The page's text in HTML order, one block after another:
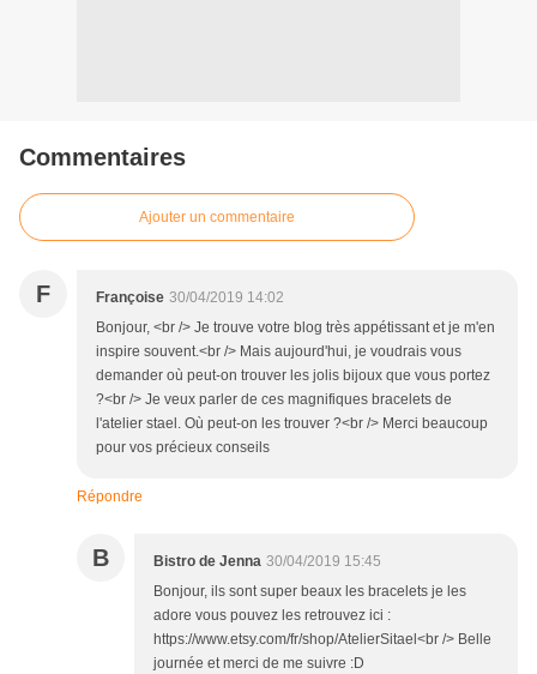
Commentaires
Ajouter un commentaire
F Françoise 30/04/2019 14:02
Bonjour, <br /> Je trouve votre blog très appétissant et je m'en
inspire souvent.<br /> Mais aujourd'hui, je voudrais vous
demander où peut-on trouver les jolis bijoux que vous portez
?<br /> Je veux parler de ces magnifiques bracelets de
l'atelier stael. Où peut-on les trouver ?<br /> Merci beaucoup
pour vos précieux conseils
Répondre
B Bistro de Jenna 30/04/2019 15:45
Bonjour, ils sont super beaux les bracelets je les
adore vous pouvez les retrouvez ici :
https://www.etsy.com/fr/shop/AtelierSitael<br /> Belle
journée et merci de me suivre :D